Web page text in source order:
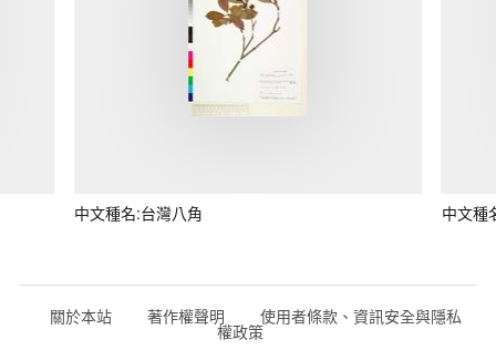
中文種名:台灣八角 中文種
關於本站 著作權聲明 使用者條款、資訊安全與隱私
權政策